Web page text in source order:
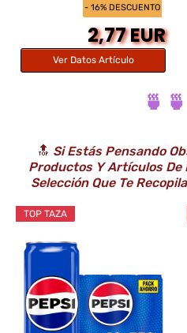
- 16% DESCUENTO
2,77 EUR
Ver Datos Artículo
🍵
🔝 Si Estás Pensando
Productos Y Artículos De
Selección Que Te
TOP TAZA